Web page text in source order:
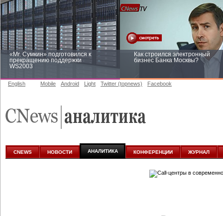
«Mr. Сумкин» подготовился к
прекращению поддержки
WS2003
Как строился электронный
бизнес Банка Москвы?
аналитике
English Mobile Android Light Twitter (topnews) Facebook
CNEWS НОВОСТИ АНАЛИТИКА КОНФЕРЕНЦИИ ЖУРНАЛ